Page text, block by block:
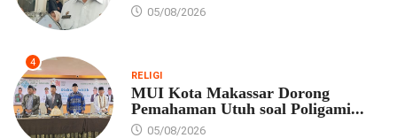
05/08/2026
4
RELIGI
MUI Kota Makassar Dorong
Pemahaman Utuh soal Poligami...
05/08/2026